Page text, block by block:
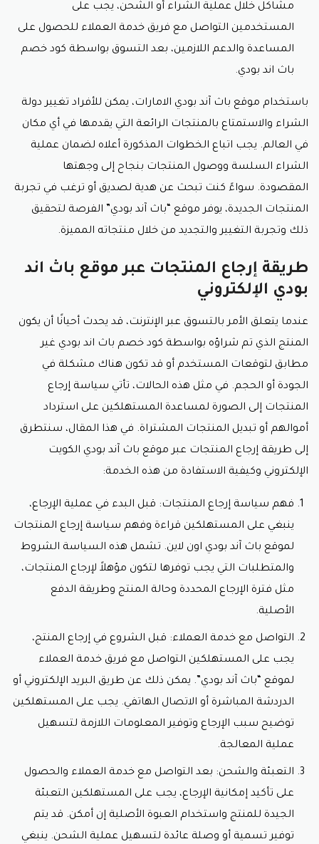
مشاكل خلال عملية الشراء أو الشحن، يجب على
المستخدمين التواصل مع فريق خدمة العملاء للحصول على
المساعدة والدعم اللازمين، بعد التسوق بواسطة كود خصم
باث اند بودي.
باستخدام موقع باث آند بودي الامارات، يمكن للأفراد تغيير دولة
الشراء والاستمتاع بالمنتجات الرائعة التي يقدمها في أي مكان
في العالم. يجب اتباع الخطوات المذكورة أعلاه لضمان عملية
الشراء السلسة ووصول المنتجات بنجاح إلى وجهتها
المقصودة. سواءً كنت تبحث عن هدية لصديق أو ترغب في تجربة
المنتجات الجديدة، يوفر موقع “باث آند بودي” الفرصة لتحقيق
ذلك وتجربة التغيير والتجديد من خلال منتجاته المميزة.
طريقة إرجاع المنتجات عبر موقع باث اند
بودي الإلكتروني
عندما يتعلق الأمر بالتسوق عبر الإنترنت، قد يحدث أحيانًا أن يكون
المنتج الذي تم شراؤه بواسطة كود خصم باث اند بودي غير
مطابق لتوقعات المستخدم أو قد تكون هناك مشكلة في
الجودة أو الحجم. في مثل هذه الحالات، تأتي سياسة إرجاع
المنتجات إلى الصورة لمساعدة المستهلكين على استرداد
أموالهم أو تبديل المنتجات المشتراة. في هذا المقال، سنتطرق
إلى طريقة إرجاع المنتجات عبر موقع باث آند بودي الكويت
الإلكتروني وكيفية الاستفادة من هذه الخدمة:
فهم سياسة إرجاع المنتجات: قبل البدء في عملية الإرجاع،
ينبغي على المستهلكين قراءة وفهم سياسة إرجاع المنتجات
لموقع باث آند بودي اون لاين. تشمل هذه السياسة الشروط
والمتطلبات التي يجب توفرها لتكون مؤهلاً لإرجاع المنتجات،
مثل فترة الإرجاع المحددة وحالة المنتج وطريقة الدفع
الأصلية.
التواصل مع خدمة العملاء: قبل الشروع في إرجاع المنتج،
يجب على المستهلكين التواصل مع فريق خدمة العملاء
لموقع “باث آند بودي”. يمكن ذلك عن طريق البريد الإلكتروني أو
الدردشة المباشرة أو الاتصال الهاتفي. يجب على المستهلكين
توضيح سبب الإرجاع وتوفير المعلومات اللازمة لتسهيل
عملية المعالجة.
التعبئة والشحن: بعد التواصل مع خدمة العملاء والحصول
على تأكيد إمكانية الإرجاع، يجب على المستهلكين التعبئة
الجيدة للمنتج واستخدام العبوة الأصلية إن أمكن. قد يتم
توفير تسمية أو وصلة عائدة لتسهيل عملية الشحن. ينبغي